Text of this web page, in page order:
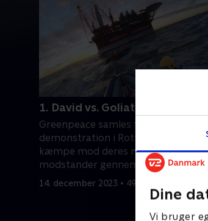
Dine
Vi bruger
1. David vs. Goliath
Greenpeace samles til en
demonstration i Rotterdam for at
kæmpe mod deres mest magtfulde
modstander gennem de sidste årtier:
den fossile brændstof-industri
14. december 2023 • 49 min